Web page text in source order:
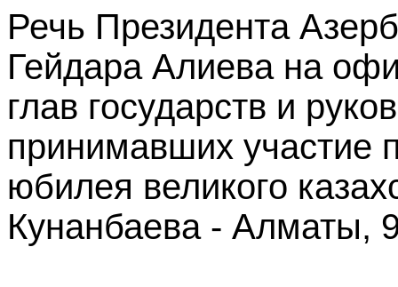
Речь Президента
Гейдара Алиева на
глав государств и
принимавших участие
юбилея ‎великого
Кунанбаева - Алматы,